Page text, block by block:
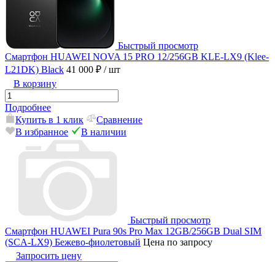
Быстрый просмотр
Смартфон HUAWEI NOVA 15 PRO 12/256GB KLE-LX9 (Klee-
L21DK) Black 41 000 ₽ / шт
В корзину
Подробнее
Купить в 1 клик
Сравнение
В избранное
В наличии
Быстрый просмотр
Смартфон HUAWEI Pura 90s Pro Max 12GB/256GB Dual SIM
(SCA-LX9) Бежево-фиолетовый Цена по запросу
Запросить цену